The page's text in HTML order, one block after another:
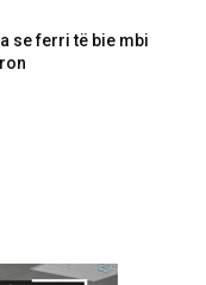
se ferri të bie mbi